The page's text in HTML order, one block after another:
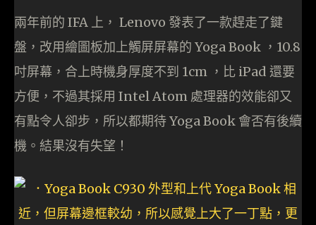
兩年前的 IFA 上， Lenovo 發表了一款趕走了鍵
盤，改用繪圖板加上觸屏屏幕的 Yoga Book ，10.8
吋屏幕，合上時機身厚度不到 1cm ，比 iPad 還要
方便，不過其採用 Intel Atom 處理器的效能卻又
有點令人卻步，所以都期待 Yoga Book 會否有後續
機。結果沒有失望！